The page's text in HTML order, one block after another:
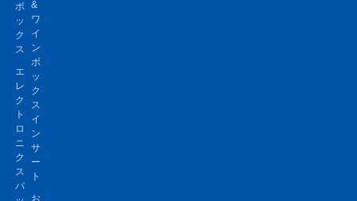
ボ
ッ
ク
ス
エ
レ
ク
ト
ロ
ニ
ク
ス
パ
&
ワ
イ
ン
ボ
ッ
ク
ス
イ
ン
サ
ー
ト
お